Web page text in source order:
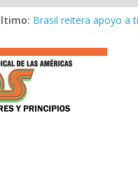
ADS consolida su
Brasil reitera apoyo a
Discurso ADS 113
Encuentro Bilateral
Discurso de ADS en